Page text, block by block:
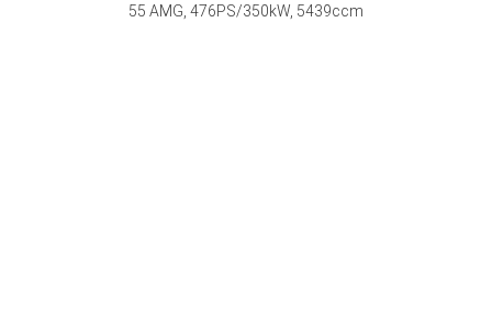
55 AMG, 476PS/350kW, 5439ccm